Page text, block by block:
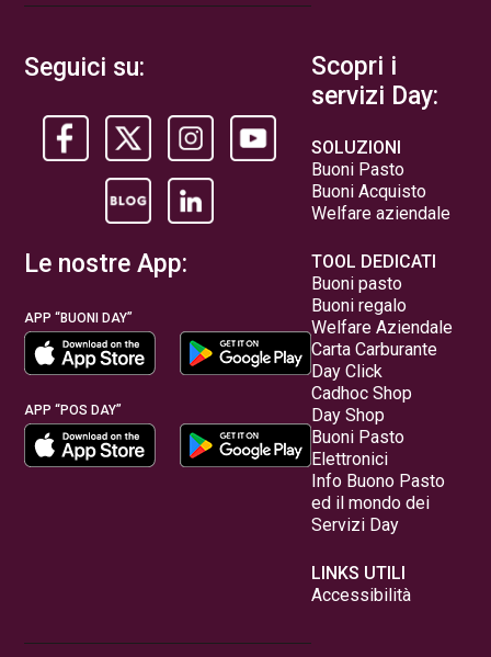
Seguici su:
Le nostre App:
APP “BUONI DAY”
APP “POS DAY”
Scopri i
servizi Day:
SOLUZIONI
Buoni Pasto
Buoni Acquisto
Welfare aziendale
TOOL DEDICATI
Buoni pasto
Buoni regalo
Welfare Aziendale
Carta Carburante
Day Click
Cadhoc Shop
Day Shop
Buoni Pasto
Elettronici
Info Buono Pasto
ed il mondo dei
Servizi Day
LINKS UTILI
Accessibilità